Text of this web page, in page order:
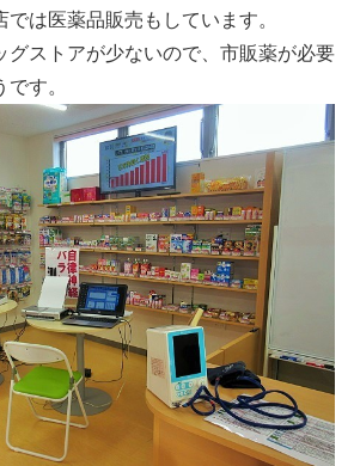
は医薬品販売もしています。
グストアが少ないので、市販薬が必要
す。